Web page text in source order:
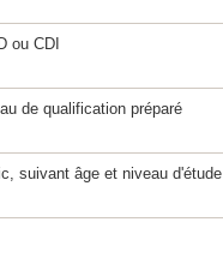
ou CDI
de qualification préparé
suivant âge et niveau d'étude